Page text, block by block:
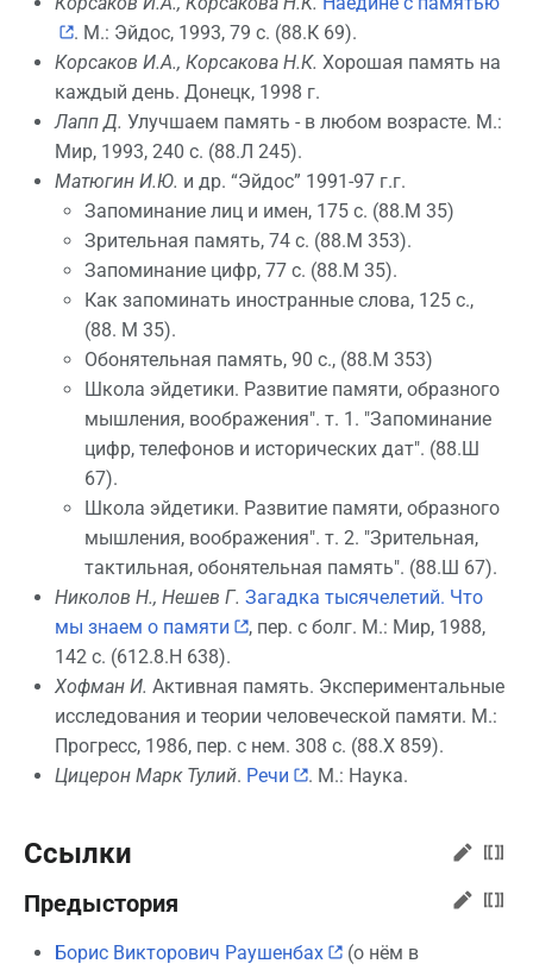
. М.: Эйдос, 1993, 79 с. (88.К 69).
Корсаков И.А., Корсакова Н.К. Хорошая память на
каждый день. Донецк, 1998 г.
Лапп Д. Улучшаем память - в любом возрасте. М.:
Мир, 1993, 240 с. (88.Л 245).
Матюгин И.Ю. и др. “Эйдос” 1991-97 г.г.
Запоминание лиц и имен, 175 с. (88.М 35)
Зрительная память, 74 с. (88.М 353).
Запоминание цифр, 77 с. (88.М 35).
Как запоминать иностранные слова, 125 с.,
(88. М 35).
Обонятельная память, 90 с., (88.М 353)
Школа эйдетики. Развитие памяти, образного
мышления, воображения". т. 1. "Запоминание
цифр, телефонов и исторических дат". (88.Ш
67).
Школа эйдетики. Развитие памяти, образного
мышления, воображения". т. 2. "Зрительная,
тактильная, обонятельная память". (88.Ш 67).
Николов Н., Нешев Г. Загадка тысячелетий. Что
мы знаем о памяти
, пер. с болг. М.: Мир, 1988,
142 с. (612.8.Н 638).
Хофман И. Активная память. Экспериментальные
исследования и теории человеческой памяти. М.:
Прогресс, 1986, пер. с нем. 308 с. (88.Х 859).
Цицерон Марк Тулий. Речи . М.: Наука.
Ссылки
Предыстория
Борис Викторович Раушенбах
(о нём в